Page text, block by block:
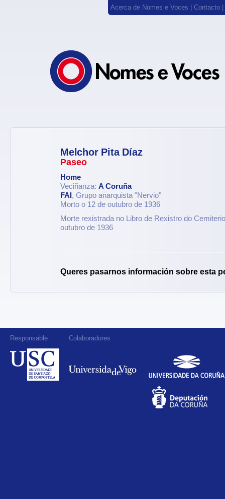
Acerca de Nomes e Voces Contacto
Melchor Pita Díaz
Paseo
Home
Veciñanza: A Coruña
FAI , Grupo anarquista "Nervio"
Morto o 12 de outubro de 1936
Morte rexistrada no Libro de Rexistro do
outubro de 1936
Queres pasarnos información sobre esta
Responsable Colaboradores